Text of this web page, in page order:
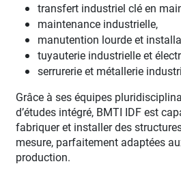
transfert industriel clé en
maintenance industrielle,
manutention lourde et
tuyauterie industrielle et
serrurerie et métallerie
Grâce à ses équipes
d’études intégré, BMTI IDF est
fabriquer et installer des
mesure, parfaitement adaptées
production.